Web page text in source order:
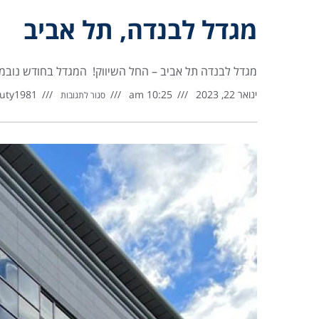
מגדל לבנדה, תל אביב
מגדל לבנדה תל אביב – החל השיווק! המגדל בחודש נובמבר 2022, רכשה החברה עד כ- 12.5 אלף מ”ר שטחי
ינואר 22, 2023 10:25 am סגור לתגובות